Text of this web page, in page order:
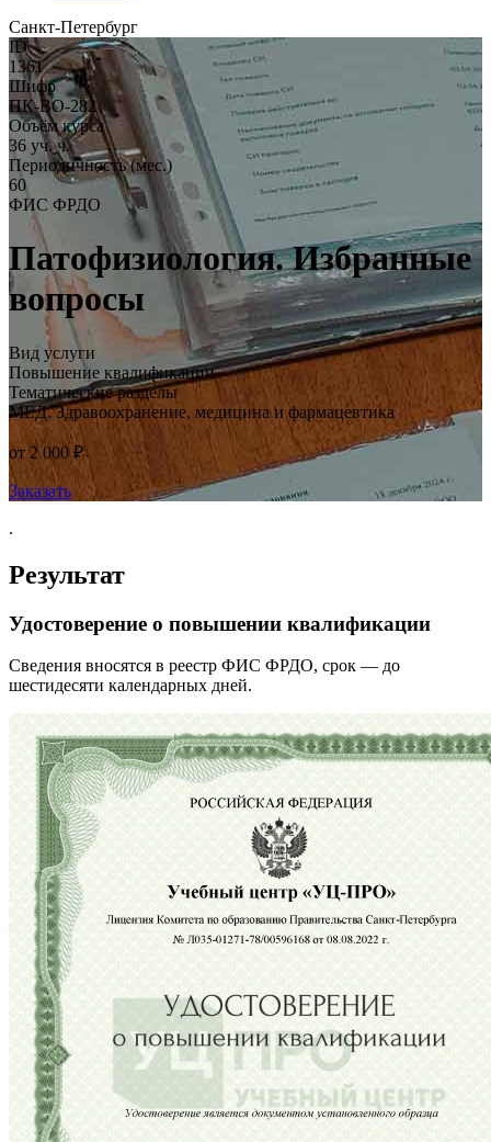
Санкт-Петербург
ID
1361
Шифр
ПК-ВО-282
Объём курса
36 уч. ч.
Периодичность (мес.)
60
ФИС ФРДО
Патофизиология. Избранные
вопросы
Вид услуги
Повышение квалификации
Тематические разделы
МЕД. Здравоохранение, медицина и фармацевтика
от 2 000 ₽
Заказать
.
Результат
Удостоверение о повышении квалификации
Сведения вносятся в реестр ФИС ФРДО, срок — до
шестидесяти календарных дней.